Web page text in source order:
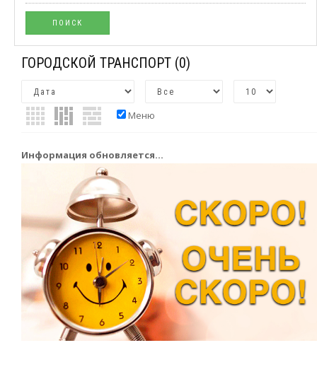
ГОРОДСКОЙ ТРАНСПОРТ (0)
Меню
Информация обновляется...